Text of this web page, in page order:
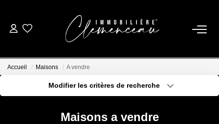
Accueil Maisons A vendre
Modifier les critères de recherche
Maisons a vendre